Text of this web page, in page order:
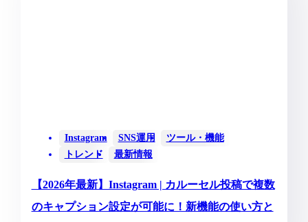
Instagram SNS運用
ツール・機能
トレンド
最新情報
【2026年最新】Instagram | カルーセル投稿で複数
のキャプション設定が可能に！新機能の使い方と